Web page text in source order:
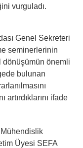
vurguladı.
Genel Sekreteri
seminerlerinin
önemli
bulunan
artırdıklarını ifade
Üyesi SEFA